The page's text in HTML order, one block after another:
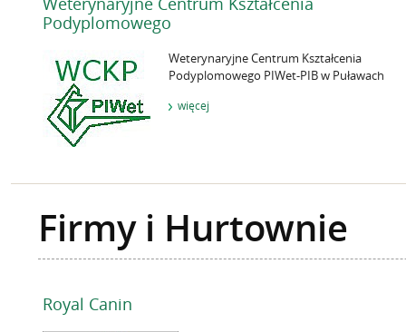
Weterynaryjne Centrum Kształcenia
Podyplomowego
Weterynaryjne Centrum Kształcenia
Podyplomowego PIWet-PIB w Puławach
więcej
Firmy i Hurtownie
Royal Canin